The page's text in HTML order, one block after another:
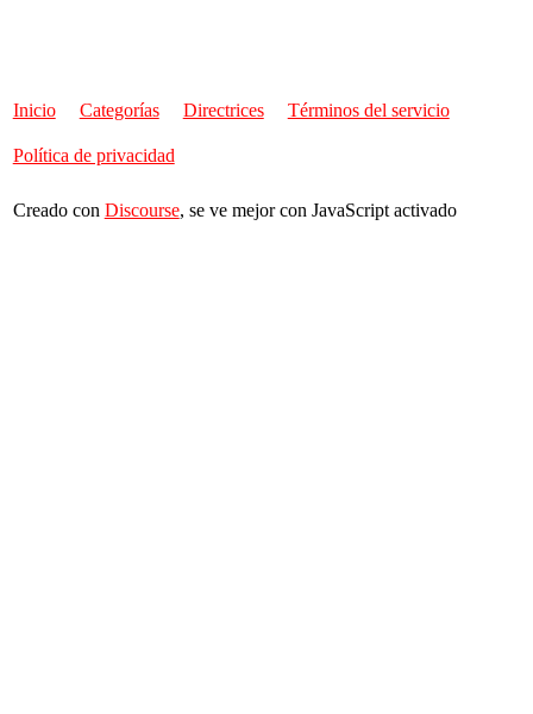
Inicio Categorías Directrices Términos del servicio
Política de privacidad
Creado con Discourse, se ve mejor con JavaScript activado